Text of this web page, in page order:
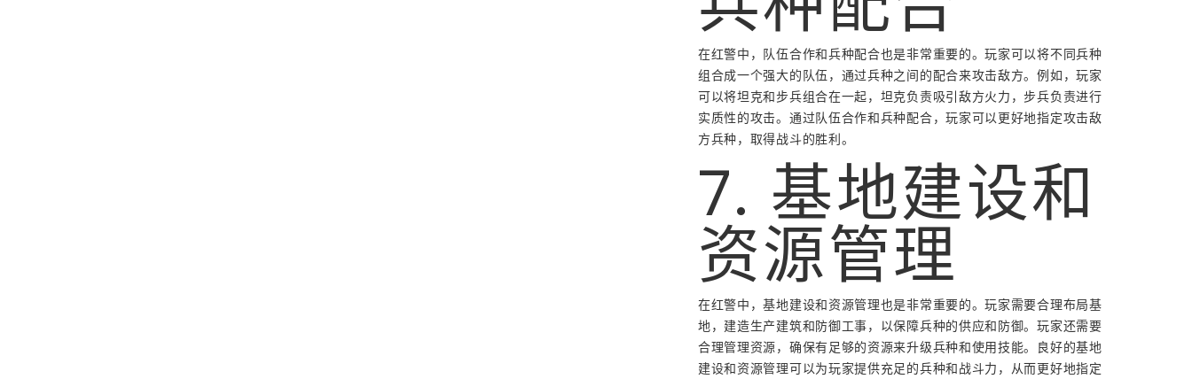
在红警中，队伍合作和兵种配合也是非常重要的。玩家可以将不同兵种
组合成一个强大的队伍，通过兵种之间的配合来攻击敌方。例如，玩家
可以将坦克和步兵组合在一起，坦克负责吸引敌方火力，步兵负责进行
实质性的攻击。通过队伍合作和兵种配合，玩家可以更好地指定攻击敌
方兵种，取得战斗的胜利。
7. 基地建设和
资源管理
在红警中，基地建设和资源管理也是非常重要的。玩家需要合理布局基
地，建造生产建筑和防御工事，以保障兵种的供应和防御。玩家还需要
合理管理资源，确保有足够的资源来升级兵种和使用技能。良好的基地
建设和资源管理可以为玩家提供充足的兵种和战斗力，从而更好地指定